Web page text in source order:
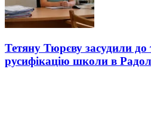
Тетяну Тюрєву засудили до
русифікацію школи в